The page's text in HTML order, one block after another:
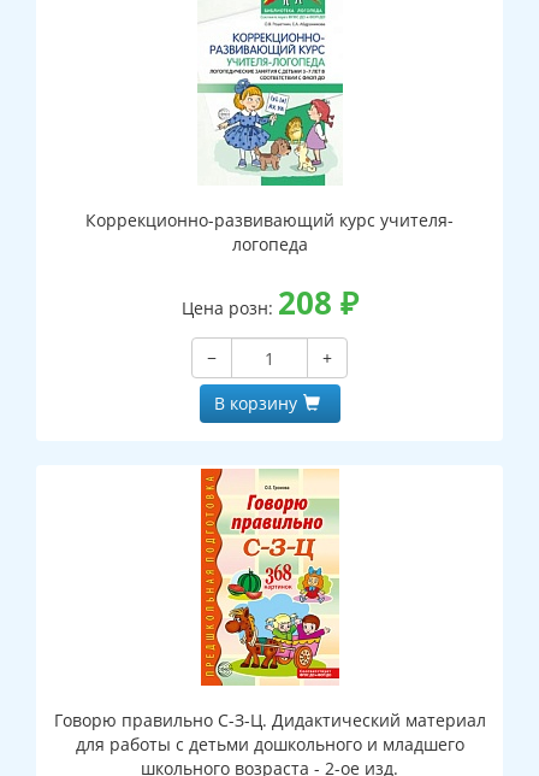
Коррекционно-развивающий курс учителя-
логопеда
Цена розн: 208 ₽
−
+
В корзину
Говорю правильно С-З-Ц. Дидактический материал
для работы с детьми дошкольного и младшего
школьного возраста - 2-ое изд.